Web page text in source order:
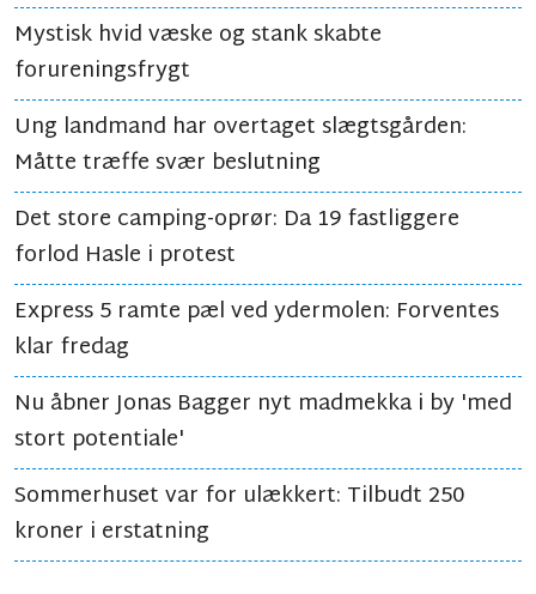
Mystisk hvid væske og stank skabte
forureningsfrygt
Ung landmand har overtaget slægtsgården:
Måtte træffe svær beslutning
Det store camping-oprør: Da 19 fastliggere
forlod Hasle i protest
Express 5 ramte pæl ved ydermolen: Forventes
klar fredag
Nu åbner Jonas Bagger nyt madmekka i by 'med
stort potentiale'
Sommerhuset var for ulækkert: Tilbudt 250
kroner i erstatning